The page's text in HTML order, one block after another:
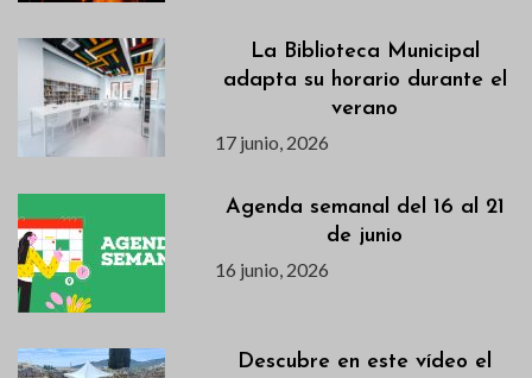
La Biblioteca Municipal
adapta su horario durante el
verano
17 junio, 2026
Agenda semanal del 16 al 21
de junio
16 junio, 2026
Descubre en este vídeo el